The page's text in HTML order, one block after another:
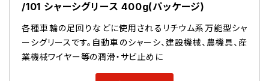
/101 シャーシグリース 400g(パッケージ)
各種車輪の足回りなどに使用されるリチウム系万能型シャ
ーシグリースです。自動車のシャーシ、建設機械、農機具、産
業機械ワイヤー等の潤滑・サビ止めに